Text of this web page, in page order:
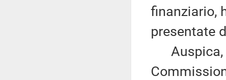
finanziario,
presentate
Auspica,